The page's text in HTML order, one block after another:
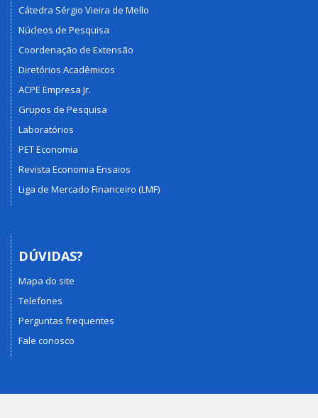
Cátedra Sérgio Vieira de Mello
Núcleos de Pesquisa
Coordenação de Extensão
Diretórios Acadêmicos
ACPE Empresa Jr.
Grupos de Pesquisa
Laboratórios
PET Economia
Revista Economia Ensaios
Liga de Mercado Financeiro (LMF)
DÚVIDAS?
Mapa do site
Telefones
Perguntas frequentes
Fale conosco